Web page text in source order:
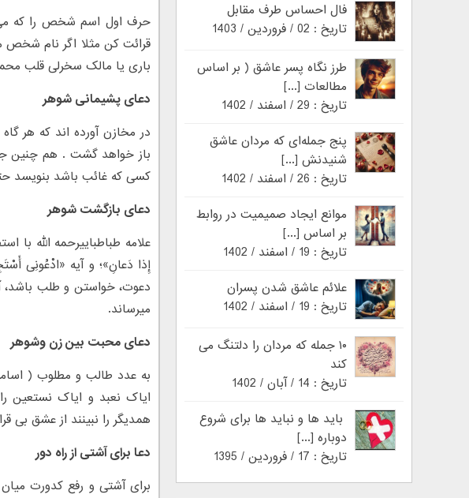
حرف اول اسم شخص را که می
قرائت کن مثلا اگر نام شخص
باری یا مالک سخرلی قلب
دعای پشیمانی شوهر
در مخازن آورده اند که هر
باز خواهد گشت . هم چنین
کسی که غائب باشد بنویسد
دعای بازگشت شوهر
علامه طباطبایی‏رحمه الله با
دعوت، خواستن و طلب باشد،
می‏رساند.
دعای محبت بین زن وشوهر
به عدد طالب و مطلوب (
ایاک نعبد و ایاک نستعین
همدیگر را نبینند از عشق بی
دعا برای آشتی از راه دور
برای آشتی و رفع کدورت
فال احساس طرف مقابل
تاریخ : 02 / فروردین / 1403
طرز نگاه پسر عاشق ( بر اساس
مطالعات [...]
تاریخ : 29 / اسفند / 1402
پنج جمله‌ای که مردان عاشق
شنیدنش [...]
تاریخ : 26 / اسفند / 1402
موانع ایجاد صمیمیت در روابط
بر اساس [...]
تاریخ : 19 / اسفند / 1402
علائم عاشق شدن پسران
تاریخ : 19 / اسفند / 1402
۱۰ جمله که مردان را دلتنگ می
کند
تاریخ : 14 / آبان / 1402
باید ها و نباید ها برای شروع
دوباره [...]
تاریخ : 17 / فروردین / 1395